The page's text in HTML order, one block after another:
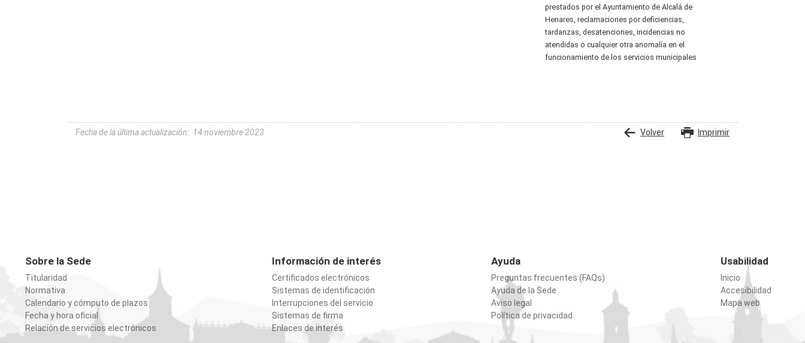
prestados por el Ayuntamiento de Alcalá de
Henares, reclamaciones por deficiencias,
tardanzas, desatenciones, incidencias no
atendidas o cualquier otra anomalía en el
funcionamiento de los servicios municipales
Fecha de la última actualización: 14 noviembre 2023 Volver Imprimir
Sobre la Sede
Titularidad
Normativa
Calendario y cómputo de plazos
Fecha y hora oficial
Relación de servicios electrónicos
Información de interés
Certificados electrónicos
Sistemas de identificación
Interrupciones del servicio
Sistemas de firma
Enlaces de interés
Ayuda
Preguntas frecuentes (FAQs)
Ayuda de la Sede
Aviso legal
Política de privacidad
Usabilidad
Inicio
Accesibilidad
Mapa web